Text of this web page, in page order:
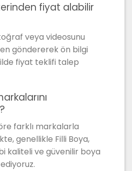
fiyat alabilir
veya videosunu
göndererek ön bilgi
fiyat teklifi talep
farklı markalarla
genellikle Filli Boya,
kaliteli ve güvenilir boya